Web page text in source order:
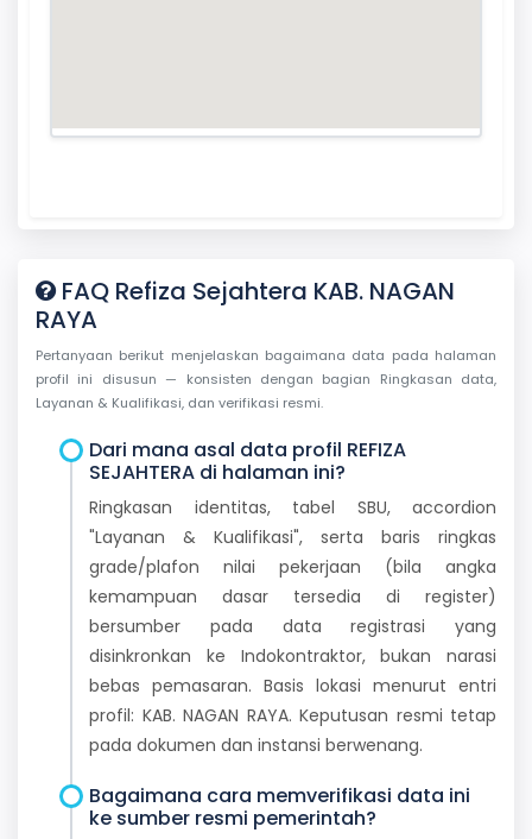
FAQ Refiza Sejahtera KAB. NAGAN
RAYA
Pertanyaan berikut menjelaskan bagaimana data pada halaman
profil ini disusun — konsisten dengan bagian Ringkasan data,
Layanan & Kualifikasi, dan verifikasi resmi.
Dari mana asal data profil REFIZA
SEJAHTERA di halaman ini?
Ringkasan identitas, tabel SBU, accordion
"Layanan & Kualifikasi", serta baris ringkas
grade/plafon nilai pekerjaan (bila angka
kemampuan dasar tersedia di register)
bersumber pada data registrasi yang
disinkronkan ke Indokontraktor, bukan narasi
bebas pemasaran. Basis lokasi menurut entri
profil: KAB. NAGAN RAYA. Keputusan resmi tetap
pada dokumen dan instansi berwenang.
Bagaimana cara memverifikasi data ini
ke sumber resmi pemerintah?